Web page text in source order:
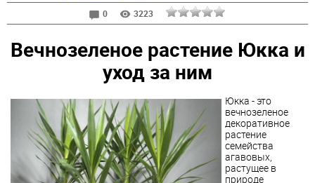
0
3223
Вечнозеленое растение Юкка и
уход за ним
Юкка - это
вечнозеленое
декоративное
растение
семейства
агавовых,
растущее в
природе